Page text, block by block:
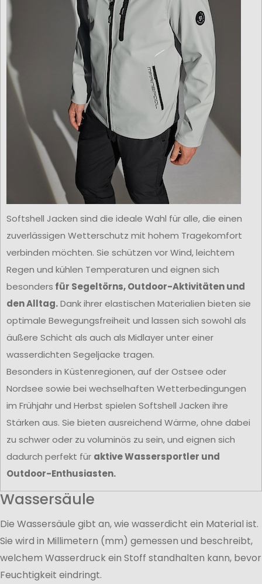
Softshell Jacken sind die ideale Wahl für alle, die einen
zuverlässigen Wetterschutz mit hohem Tragekomfort
verbinden möchten. Sie schützen vor Wind, leichtem
Regen und kühlen Temperaturen und eignen sich
besonders für Segeltörns, Outdoor-Aktivitäten und
den Alltag.Dank ihrer elastischen Materialien bieten sie
optimale Bewegungsfreiheit und lassen sich sowohl als
äußere Schicht als auch als Midlayer unter einer
wasserdichten Segeljacke tragen.
Besonders in Küstenregionen, auf der Ostsee oder
Nordsee sowie bei wechselhaften Wetterbedingungen
im Frühjahr und Herbst spielen Softshell Jacken ihre
Stärken aus. Sie bieten ausreichend Wärme, ohne dabei
zu schwer oder zu voluminös zu sein, und eignen sich
dadurch perfekt für aktive Wassersportler und
Outdoor-Enthusiasten.
Wassersäule
Die Wassersäule gibt an, wie wasserdicht ein Material ist.
Sie wird in Millimetern (mm) gemessen und beschreibt,
welchem Wasserdruck ein Stoff standhalten kann, bevor
Feuchtigkeit eindringt.